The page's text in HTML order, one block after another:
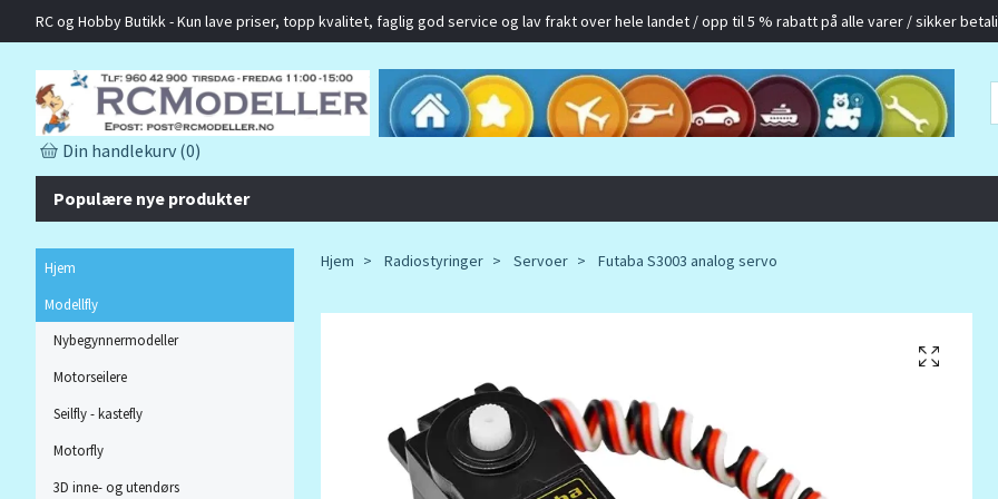
RC og Hobby Butikk - Kun lave priser, topp kvalitet, faglig god service og lav frakt over hele landet / opp til 5 % rabatt på alle varer / sikker
Din handlekurv (0)
Populære nye produkter
Hjem
Modellfly
Nybegynnermodeller
Motorseilere
Seilfly - kastefly
Motorfly
3D inne- og utendørs
Hjem Radiostyringer Servoer Futaba S3003 analog servo